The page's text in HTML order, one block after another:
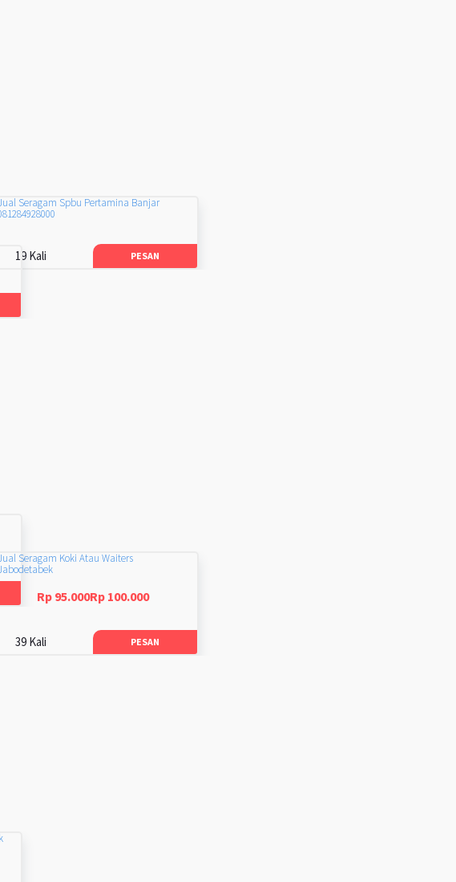
Seragam Spbu Pertamina Banjar
19 Kali PESAN
Seragam Koki Atau Waiters
Rp 95.000Rp 100.000
39 Kali PESAN